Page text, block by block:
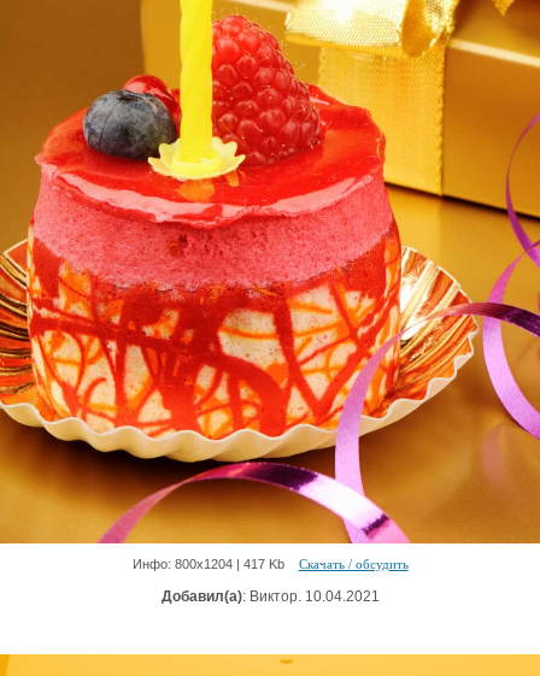
Инфо: 800х1204 | 417 Kb Скачать / обсудить
Добавил(а): Виктор. 10.04.2021